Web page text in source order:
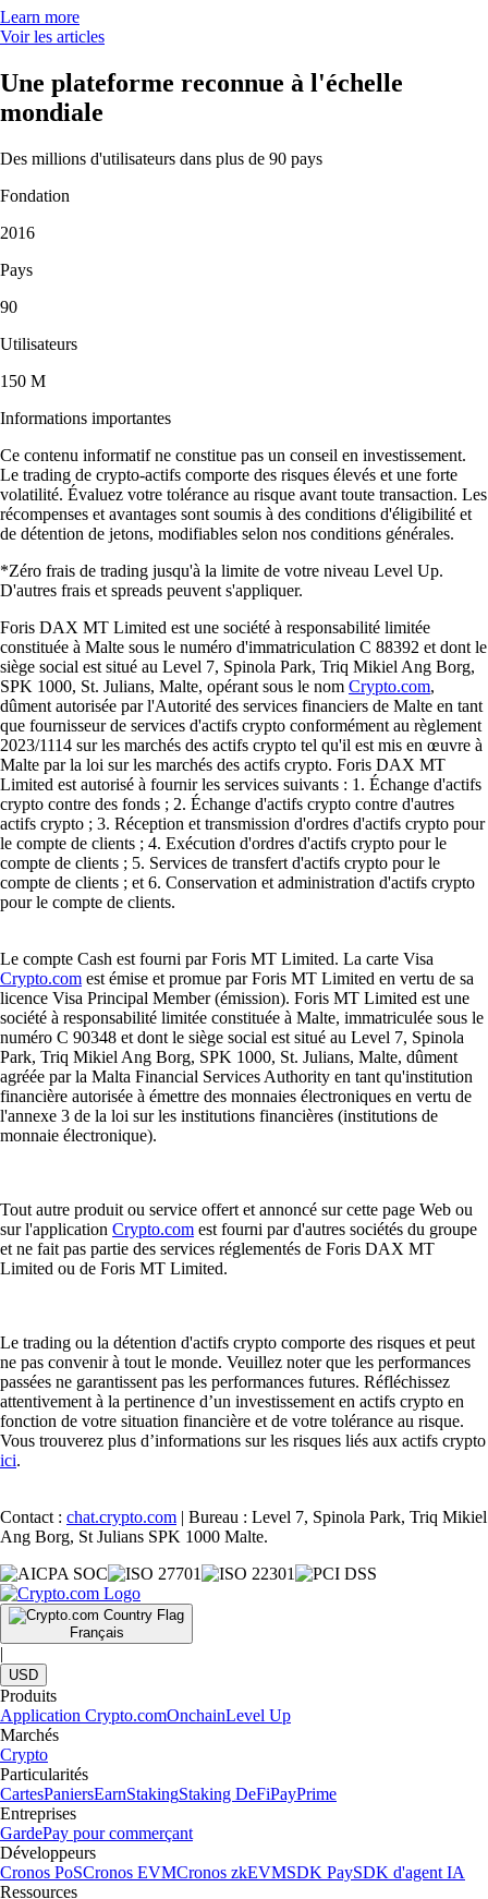
Learn more
Voir les articles
Une plateforme reconnue à l'échelle
mondiale
Des millions d'utilisateurs dans plus de 90 pays
Fondation
2016
Pays
90
Utilisateurs
150 M
Informations importantes
Ce contenu informatif ne constitue pas un conseil en investissement.
Le trading de crypto-actifs comporte des risques élevés et une forte
volatilité. Évaluez votre tolérance au risque avant toute transaction. Les
récompenses et avantages sont soumis à des conditions d'éligibilité et
de détention de jetons, modifiables selon nos conditions générales.
*Zéro frais de trading jusqu'à la limite de votre niveau Level Up.
D'autres frais et spreads peuvent s'appliquer.
Foris DAX MT Limited est une société à responsabilité limitée
constituée à Malte sous le numéro d'immatriculation C 88392 et dont le
siège social est situé au Level 7, Spinola Park, Triq Mikiel Ang Borg,
SPK 1000, St. Julians, Malte, opérant sous le nom Crypto.com,
dûment autorisée par l'Autorité des services financiers de Malte en tant
que fournisseur de services d'actifs crypto conformément au règlement
2023/1114 sur les marchés des actifs crypto tel qu'il est mis en œuvre à
Malte par la loi sur les marchés des actifs crypto. Foris DAX MT
Limited est autorisé à fournir les services suivants : 1. Échange d'actifs
crypto contre des fonds ; 2. Échange d'actifs crypto contre d'autres
actifs crypto ; 3. Réception et transmission d'ordres d'actifs crypto pour
le compte de clients ; 4. Exécution d'ordres d'actifs crypto pour le
compte de clients ; 5. Services de transfert d'actifs crypto pour le
compte de clients ; et 6. Conservation et administration d'actifs crypto
pour le compte de clients.
Le compte Cash est fourni par Foris MT Limited. La carte Visa
Crypto.com est émise et promue par Foris MT Limited en vertu de sa
licence Visa Principal Member (émission). Foris MT Limited est une
société à responsabilité limitée constituée à Malte, immatriculée sous le
numéro C 90348 et dont le siège social est situé au Level 7, Spinola
Park, Triq Mikiel Ang Borg, SPK 1000, St. Julians, Malte, dûment
agréée par la Malta Financial Services Authority en tant qu'institution
financière autorisée à émettre des monnaies électroniques en vertu de
l'annexe 3 de la loi sur les institutions financières (institutions de
monnaie électronique).
Tout autre produit ou service offert et annoncé sur cette page Web ou
sur l'application Crypto.com est fourni par d'autres sociétés du groupe
et ne fait pas partie des services réglementés de Foris DAX MT
Limited ou de Foris MT Limited.
Le trading ou la détention d'actifs crypto comporte des risques et peut
ne pas convenir à tout le monde. Veuillez noter que les performances
passées ne garantissent pas les performances futures. Réfléchissez
attentivement à la pertinence d’un investissement en actifs crypto en
fonction de votre situation financière et de votre tolérance au risque.
Vous trouverez plus d’informations sur les risques liés aux actifs crypto
ici.
Contact : chat.crypto.com | Bureau : Level 7, Spinola Park, Triq Mikiel
Ang Borg, St Julians SPK 1000 Malte.
Français
|
USD
Produits
Application Crypto.comOnchainLevel Up
Marchés
Crypto
Particularités
CartesPaniersEarnStakingStaking DeFiPayPrime
Entreprises
GardePay pour commerçant
Développeurs
Cronos PoSCronos EVMCronos zkEVMSDK PaySDK d'agent IA
Ressources